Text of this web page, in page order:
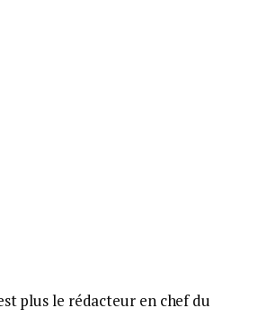
plus le rédacteur en chef du